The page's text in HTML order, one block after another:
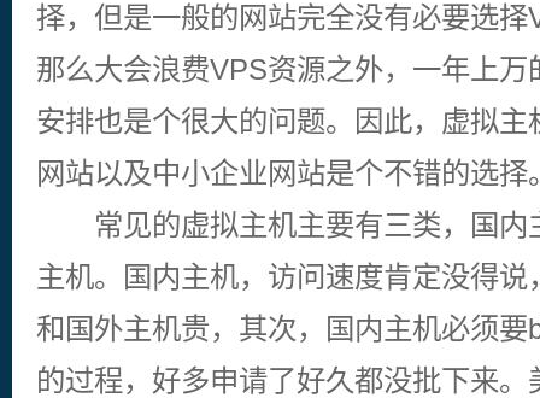
择，但是一般的网站完全没有必要选
那么大会浪费VPS资源之外，一年上
安排也是个很大的问题。因此，虚拟
网站以及中小企业网站是个不错的选择
常见的虚拟主机主要有三类，国内
主机。国内主机，访问速度肯定没得
和国外主机贵，其次，国内主机必须要
的过程，好多申请了好久都没批下来